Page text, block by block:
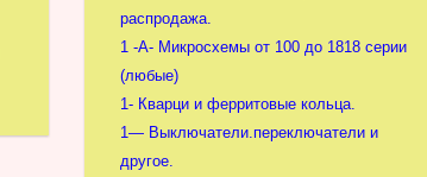
распродажа.
1 -А- Микросхемы от 100 до 1818 серии
(любые)
1- Кварци и ферритовые кольца.
1— Выключатели.переключатели и
другое.